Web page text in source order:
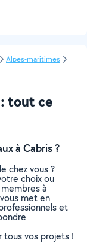
Alpes-maritimes
tout ce
à Cabris ?
chez vous ?
choix ou
à
met en
et
tous vos projets !